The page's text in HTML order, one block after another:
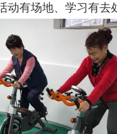
动有场地、学习有去